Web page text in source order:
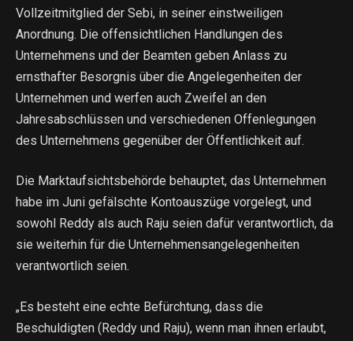
Vollzeitmitglied der Sebi, in seiner einstweiligen
Anordnung. Die offensichtlichen Handlungen des
Unternehmens und der Beamten geben Anlass zu
ernsthafter Besorgnis über die Angelegenheiten der
Unternehmen und werfen auch Zweifel an den
Jahresabschlüssen und verschiedenen Offenlegungen
des Unternehmens gegenüber der Öffentlichkeit auf.
Die Marktaufsichtsbehörde behauptet, das Unternehmen
habe im Juni gefälschte Kontoauszüge vorgelegt, und
sowohl Reddy als auch Raju seien dafür verantwortlich, da
sie weiterhin für die Unternehmensangelegenheiten
verantwortlich seien.
„Es besteht eine echte Befürchtung, dass die
Beschuldigten (Reddy und Raju), wenn man ihnen erlaubt,